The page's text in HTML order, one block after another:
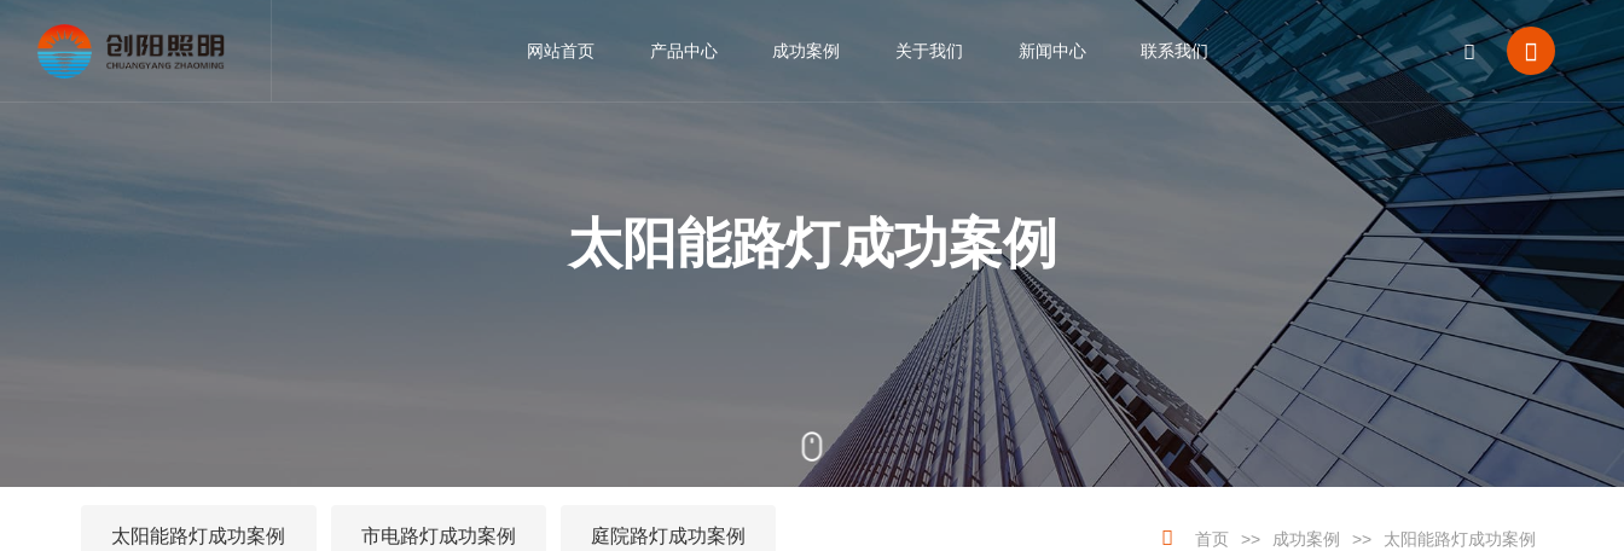
网站首页 产品中心
高杆灯系列 

成功案例
庭院路灯成功案例 
关于我们
企业文化
新闻中心 联系我们  
CN
EN
太阳能路灯成功案例
太阳能路灯成功案例 市电路灯成功案例 庭院路灯成功案例  首页 >> 成功案例 >> 太阳能路灯成功案例